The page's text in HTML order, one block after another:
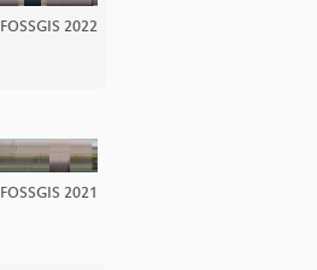
FOSSGIS 2022
FOSSGIS 2021